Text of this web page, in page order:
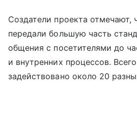
Создатели проекта отмечают,
передали большую часть
общения с посетителями до
и внутренних процессов.
задействовано около 20